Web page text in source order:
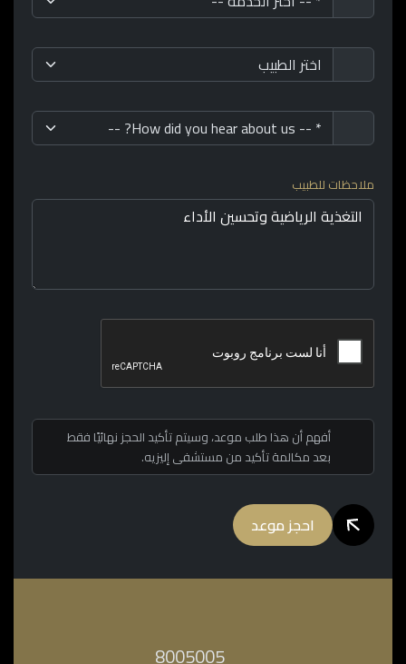
ملاحظات للطبيب
أفهم أن هذا طلب موعد، وسيتم تأكيد الحجز نهائيًا فقط
بعد مكالمة تأكيد من مستشفى إليزيه.
احجز موعد